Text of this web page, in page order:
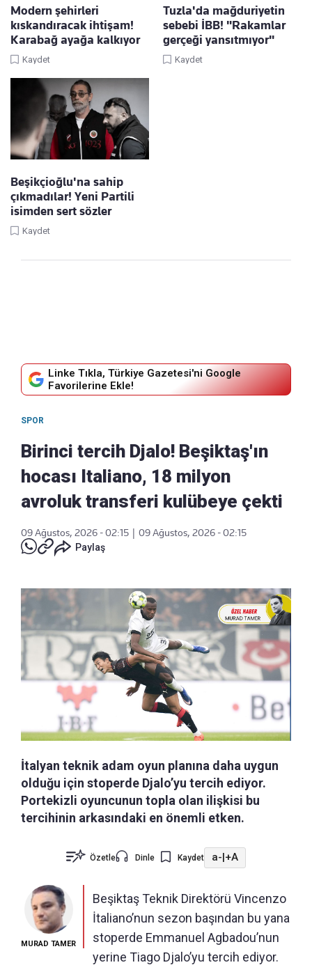
Modern şehirleri
kıskandıracak ihtişam!
Karabağ ayağa kalkıyor
Kaydet
Tuzla'da mağduriyetin
sebebi İBB! "Rakamlar
gerçeği yansıtmıyor"
Kaydet
Beşikçioğlu'na sahip
çıkmadılar! Yeni Partili
isimden sert sözler
Kaydet
Linke Tıkla, Türkiye Gazetesi'ni Google
Favorilerine Ekle!
SPOR
Birinci tercih Djalo! Beşiktaş'ın
hocası Italiano, 18 milyon
avroluk transferi kulübeye çekti
09 Ağustos, 2026 - 02:15
09 Ağustos, 2026 - 02:15
Paylaş
İtalyan teknik adam oyun planına daha uygun
olduğu için stoperde Djalo’yu tercih ediyor.
Portekizli oyuncunun topla olan ilişkisi bu
tercihinin arkasındaki en önemli etken.
Özetle Dinle Kaydet a-|+A
MURAD TAMER
Beşiktaş Teknik Direktörü Vincenzo
İtaliano’nun sezon başından bu yana
stoperde Emmanuel Agbadou’nun
yerine Tiago Djalo’yu tercih ediyor.